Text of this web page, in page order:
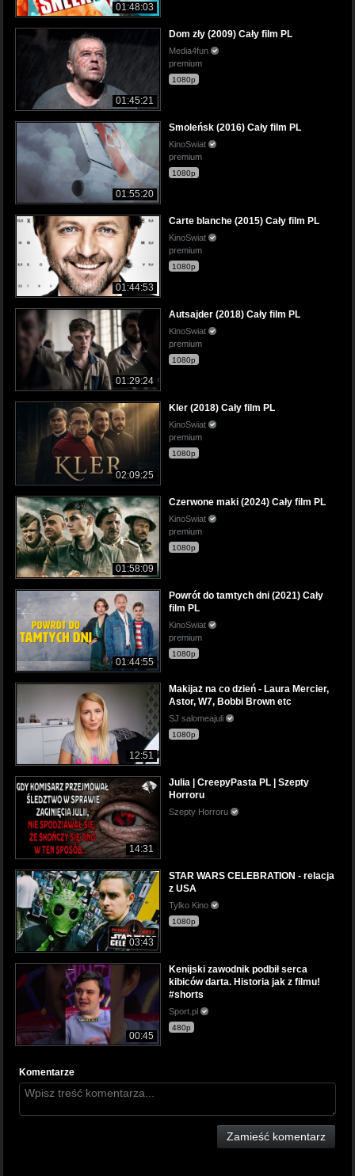
01:48:03
01:45:21
Dom zły (2009) Cały film PL
Media4fun
premium
1080p
01:55:20
Smoleńsk (2016) Cały film PL
KinoSwiat
premium
1080p
01:44:53
Carte blanche (2015) Cały film PL
KinoSwiat
premium
1080p
01:29:24
Autsajder (2018) Cały film PL
KinoSwiat
premium
1080p
02:09:25
Kler (2018) Cały film PL
KinoSwiat
premium
1080p
01:58:09
Czerwone maki (2024) Cały film PL
KinoSwiat
premium
1080p
01:44:55
Powrót do tamtych dni (2021) Cały
film PL
KinoSwiat
premium
1080p
12:51
Makijaż na co dzień - Laura Mercier,
Astor, W7, Bobbi Brown etc
SJ salomeajuli
1080p
14:31
Julia | CreepyPasta PL | Szepty
Horroru
Szepty Horroru
03:43
STAR WARS CELEBRATION - relacja
z USA
Tylko Kino
1080p
00:45
Kenijski zawodnik podbił serca
kibiców darta. Historia jak z filmu!
#shorts
Sport.pl
480p
Komentarze
Zamieść komentarz